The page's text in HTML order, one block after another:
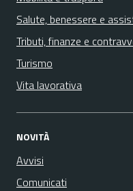
Salute, benessere e
Tributi, finanze e
Turismo
Vita lavorativa
NOVITÀ
Avvisi
Comunicati